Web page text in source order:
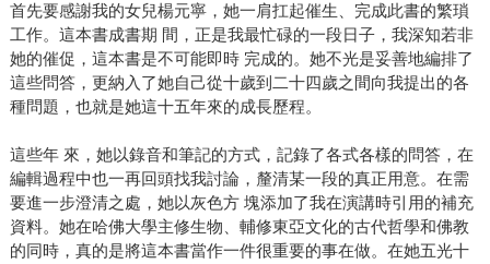
首先要感謝我的女兒楊元寧，她一肩扛起催生、完成此書的繁瑣
工作。這本書成書期 間，正是我最忙碌的一段日子，我深知若非
她的催促，這本書是不可能即時 完成的。她不光是妥善地編排了
這些問答，更納入了她自己從十歲到二十四歲之間向我提出的各
種問題，也就是她這十五年來的成長歷程。
這些年 來，她以錄音和筆記的方式，記錄了各式各樣的問答，在
編輯過程中也一再回頭找我討論，釐清某一段的真正用意。在需
要進一步澄清之處，她以灰色方 塊添加了我在演講時引用的補充
資料。她在哈佛大學主修生物、輔修東亞文化的古代哲學和佛教
的同時，真的是將這本書當作一件很重要的事在做。在她五光十